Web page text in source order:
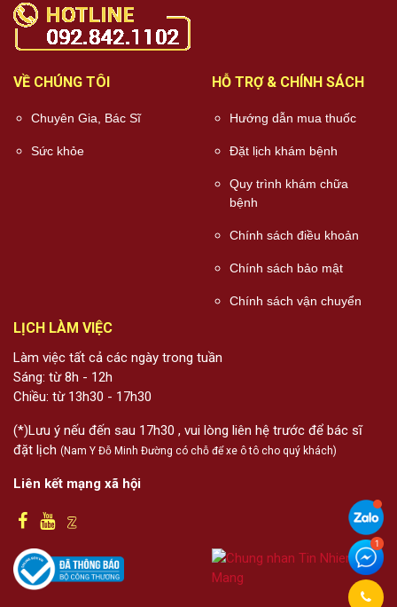
VỀ CHÚNG TÔI
Chuyên Gia, Bác Sĩ
Sức khỏe
HỖ TRỢ & CHÍNH SÁCH
Hướng dẫn mua thuốc
Đặt lịch khám bệnh
Quy trình khám chữa
bệnh
Chính sách điều khoản
Chính sách bảo mật
Chính sách vận chuyển
LỊCH LÀM VIỆC
Làm việc tất cả các ngày trong tuần
Sáng: từ 8h - 12h
Chiều: từ 13h30 - 17h30
(*)Lưu ý nếu đến sau 17h30 , vui lòng liên hệ trước để bác sĩ
đặt lịch (Nam Y Đỗ Minh Đường có chỗ để xe ô tô cho quý khách)
Liên kết mạng xã hội